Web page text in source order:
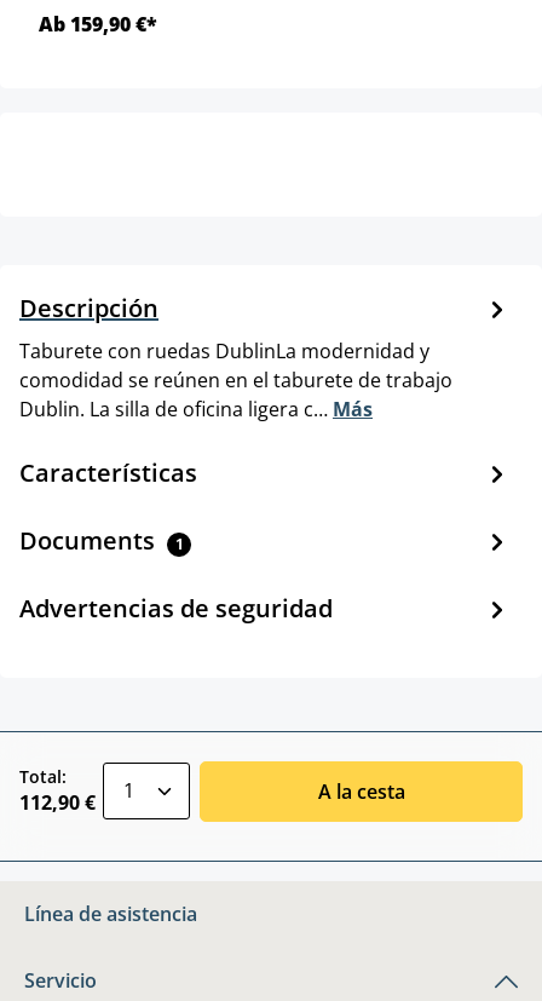
Ab 159,90 €*
Descripción
Taburete con ruedas DublinLa modernidad y
comodidad se reúnen en el taburete de trabajo
Dublin. La silla de oficina ligera c… Más
Características
Documents 1
Advertencias de seguridad
Total:
112,90 € A la cesta
Línea de asistencia
Servicio